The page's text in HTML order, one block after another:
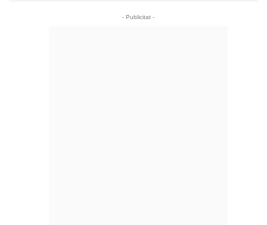
- Publicitat -